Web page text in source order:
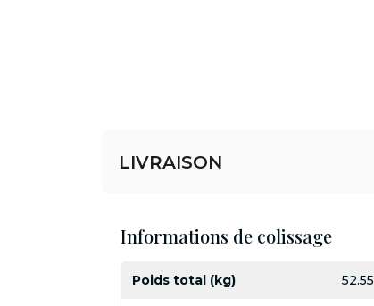
LIVRAISON
Informations de colissage
Poids total (kg) 52.55